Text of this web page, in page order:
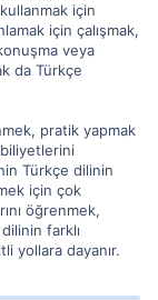
için
için çalışmak,
veya
da Türkçe
pratik yapmak
Türkçe dilinin
için çok
öğrenmek,
farklı
yollara dayanır.